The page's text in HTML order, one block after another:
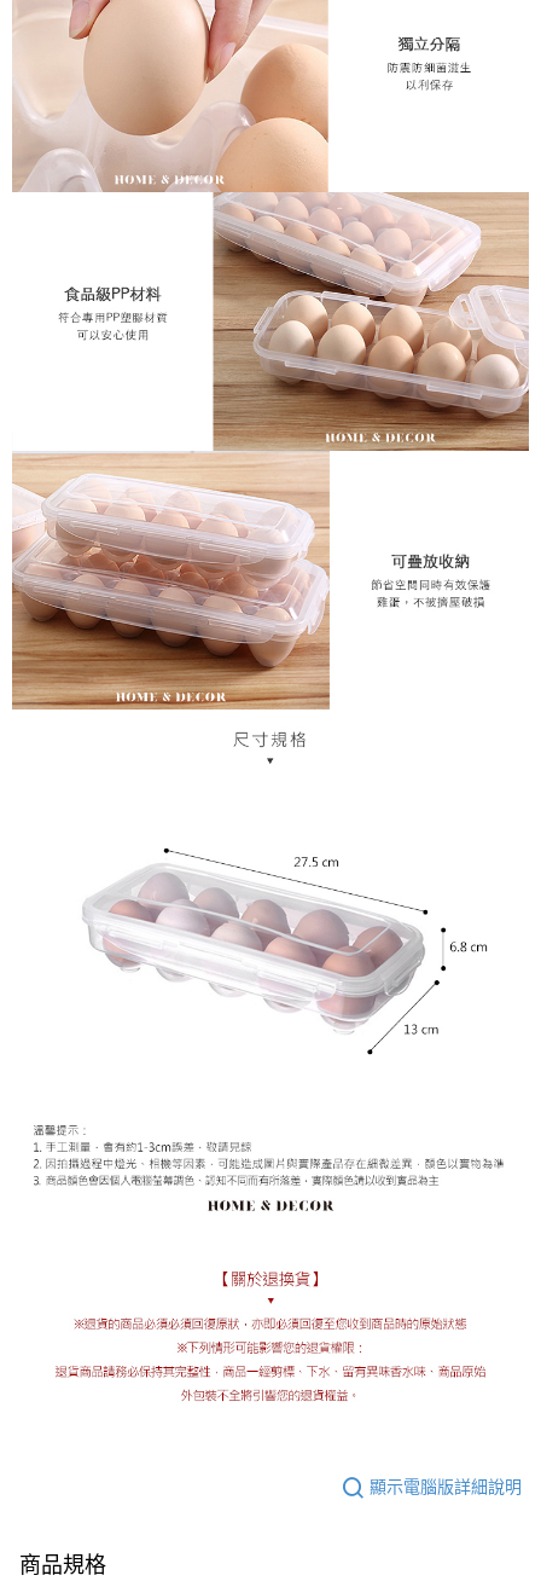
「AFTEE先享後付」，若未經同意申辦者引起之損失，本公司不負相關責
４．使用「AFTEE先享後付」時，將依據個別帳號之用戶狀況，依本公司即
時審查核予不同之上限額度；若仍有額度不足之情形，本公司將視審查結果
請求用戶進行身份認證。
５．嚴禁一人註冊多個帳號或使用他人資訊註冊。若發現惡意使用之情形，
恩沛科技股份有限公司將有權停止該用戶之使用額度並採取法律行動。
顯示電腦版詳細說明
商品規格